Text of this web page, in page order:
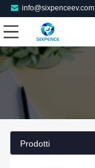
info@sixpenceev.com
Prodotti